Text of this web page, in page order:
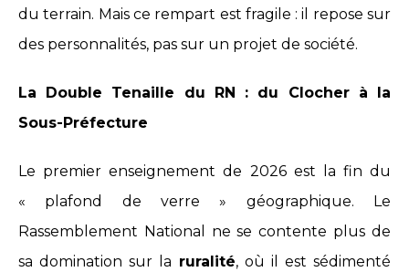
du terrain. Mais ce rempart est fragile : il repose sur
des personnalités, pas sur un projet de société.
La Double Tenaille du RN : du Clocher à la
Sous-Préfecture
Le premier enseignement de 2026 est la fin du
« plafond de verre » géographique. Le
Rassemblement National ne se contente plus de
sa domination sur la ruralité, où il est sédimenté